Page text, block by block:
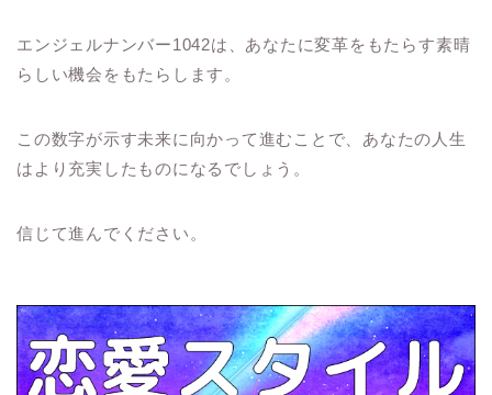
エンジェルナンバー1042は、あなたに変革をもたらす素晴
らしい機会をもたらします。
この数字が示す未来に向かって進むことで、あなたの人生
はより充実したものになるでしょう。
信じて進んでください。